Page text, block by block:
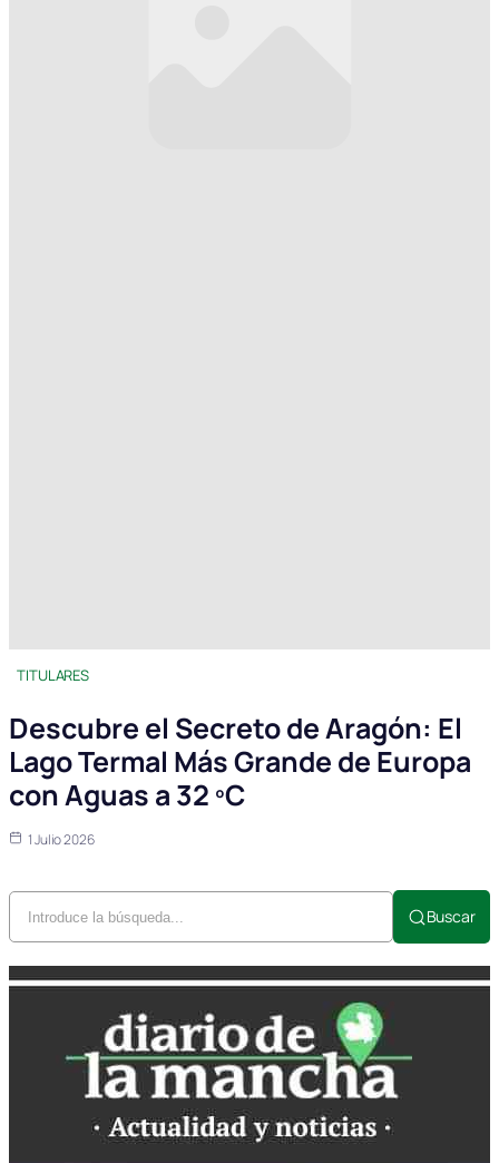
TITULARES
Descubre el Secreto de Aragón: El
Lago Termal Más Grande de Europa
con Aguas a 32 ºC
1 Julio 2026
Buscar